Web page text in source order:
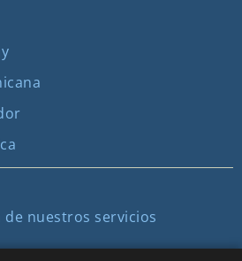
de nuestros servicios